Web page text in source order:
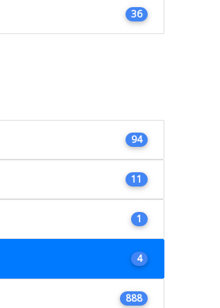
36
94
11
1
4
888